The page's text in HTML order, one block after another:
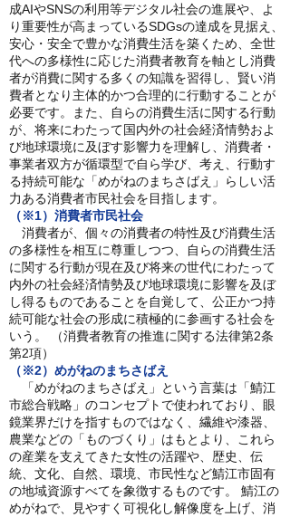
成AIやSNSの利用等デジタル社会の進展や、よ
り重要性が高まっているSDGsの達成を見据え、
安心・安全で豊かな消費生活を築くため、全世
代への多様性に応じた消費者教育を軸とし消費
者が消費に関する多くの知識を習得し、賢い消
費者となり主体的かつ合理的に行動することが
必要です。また、自らの消費生活に関する行動
が、将来にわたって国内外の社会経済情勢およ
び地球環境に及ぼす影響力を理解し、消費者・
事業者双方が循環型で自ら学び、考え、行動す
る持続可能な「めがねのまちさばえ」らしい活
力ある消費者市民社会を目指します。
（※1）消費者市民社会
消費者が、個々の消費者の特性及び消費生活
の多様性を相互に尊重しつつ、自らの消費生活
に関する行動が現在及び将来の世代にわたって
内外の社会経済情勢及び地球環境に影響を及ぼ
し得るものであることを自覚して、公正かつ持
続可能な社会の形成に積極的に参画する社会を
いう。 （消費者教育の推進に関する法律第2条
第2項）
（※2）めがねのまちさばえ
「めがねのまちさばえ」という言葉は「鯖江
市総合戦略」のコンセプトで使われており、眼
鏡業界だけを指すものではなく、繊維や漆器、
農業などの「ものづくり」はもとより、これら
の産業を支えてきた女性の活躍や、歴史、伝
統、文化、自然、環境、市民性など鯖江市固有
の地域資源すべてを象徴するものです。 鯖江の
めがねで、見やすく可視化し解像度を上げ、消